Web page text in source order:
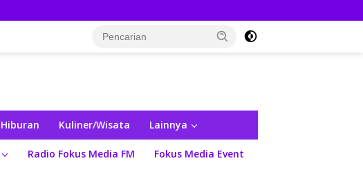
Hiburan Kuliner/Wisata Lainnya
Radio Fokus Media FM Fokus Media Event